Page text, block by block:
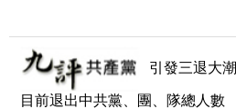
引發三退大潮
目前退出中共黨、團、隊總人數